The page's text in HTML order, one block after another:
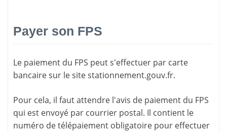
Payer son FPS
Le paiement du FPS peut s'effectuer par carte
bancaire sur le sitestationnement.gouv.fr.
Pour cela, il faut attendre l'avis de paiement du FPS
qui est envoyé par courrier postal. Il contient le
numéro de télépaiement obligatoire pour effectuer